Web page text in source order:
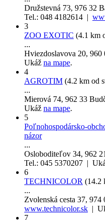
Družstevná 73, 976 32
Tel.: 048 4182614 |
3
ZOO EXOTIC (4.1 km
...
Hviezdoslavova 20, 960
Ukáž na mape.
4
AGROTIM (4.2 km od
...
Mierová 74, 962 33
Ukáž na mape.
5
Poľnohospodársko-
názor
...
Osloboditeľov 34, 962
Tel.: 045 5370207 |
6
TECHNICOLOR (14.2
...
Zvolenská cesta 37, 974
www.technicolor.sk |
7